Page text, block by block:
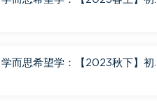
学而思希望学：【2023秋下】初